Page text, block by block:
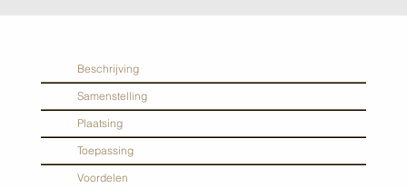
Beschrijving
Samenstelling
Plaatsing
Toepassing
Voordelen